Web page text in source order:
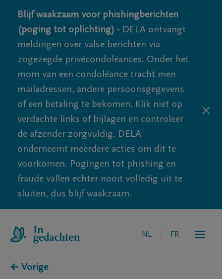
Blijf waakzaam voor phishingberichten
(poging tot oplichting) - DELA ontvangt
meldingen over valse berichten via
zogezegde privécondoléances. Onder het
mom van een condoléance tracht men
mailadressen, andere persoonsgegevens
of een betaling te bekomen. Klik niet op
verdachte links of bijlagen en controleer
de afzender zorgvuldig. DELA
onderneemt meerdere acties om dit te
voorkomen. Pogingen tot phishing en
fraude vallen echter nooit volledig uit te
sluiten, dus blijf waakzaam.
NL FR
← Vorige